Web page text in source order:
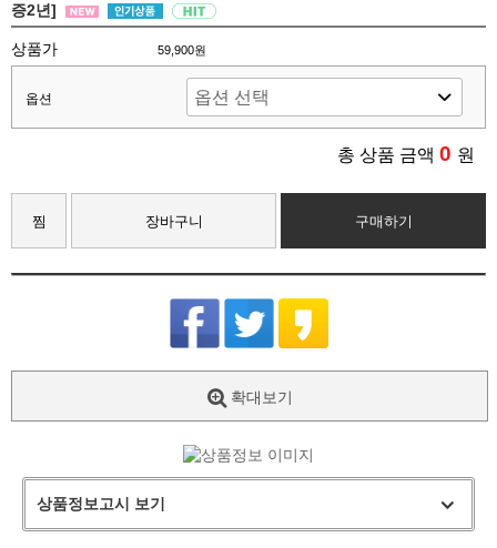
증2년]
상품가 59,900원
옵션
총 상품 금액 0 원
찜 장바구니 구매하기
확대보기
상품정보고시 보기